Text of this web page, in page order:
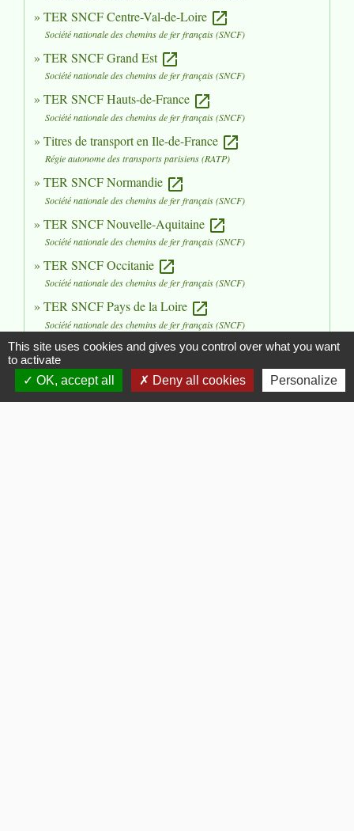
TER SNCF Centre-Val-de-Loire open_in_new
Société nationale des chemins de fer français (SNCF)
TER SNCF Grand Est open_in_new
Société nationale des chemins de fer français (SNCF)
TER SNCF Hauts-de-France open_in_new
Société nationale des chemins de fer français (SNCF)
Titres de transport en Ile-de-France open_in_new
Régie autonome des transports parisiens (RATP)
TER SNCF Normandie open_in_new
Société nationale des chemins de fer français (SNCF)
TER SNCF Nouvelle-Aquitaine open_in_new
Société nationale des chemins de fer français (SNCF)
TER SNCF Occitanie open_in_new
Société nationale des chemins de fer français (SNCF)
TER SNCF Pays de la Loire open_in_new
Société nationale des chemins de fer français (SNCF)
TER SNCF Provence-Alpes-Côte d'Azuropen_in_new
Société nationale des chemins de fer français (SNCF)
This site uses cookies and gives you control over what you want
to activate
OK, accept all
Deny all cookies Personalize